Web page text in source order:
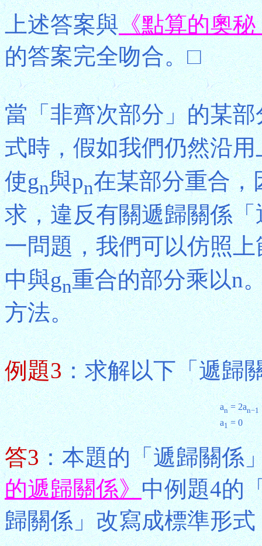
上述答案與《點算的奧
的答案完全吻合。□
當「非齊次部分」的某部
式時，假如我們仍然沿
使gn與pn在某部分重合，
求，違反有關遞歸關係
一問題，我們可以仿照
中與gn重合的部分乘以n
方法。
例題3：求解以下「遞歸
an= 2an−1
a1= 0
答3：本題的「遞歸關係
的遞歸關係》中例題4的
歸關係」改寫成標準形式